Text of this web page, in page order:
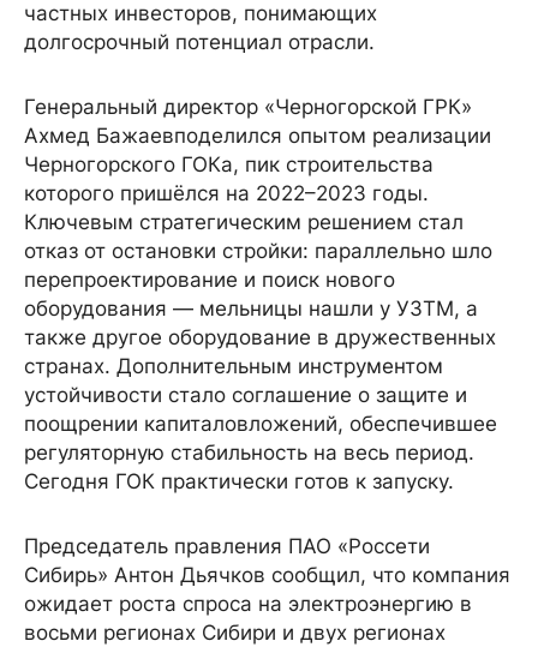
частных инвесторов, понимающих
долгосрочный потенциал отрасли.
Генеральный директор «Черногорской ГРК»
Ахмед Бажаевподелился опытом реализации
Черногорского ГОКа, пик строительства
которого пришёлся на 2022–2023 годы.
Ключевым стратегическим решением стал
отказ от остановки стройки: параллельно шло
перепроектирование и поиск нового
оборудования — мельницы нашли у УЗТМ, а
также другое оборудование в дружественных
странах. Дополнительным инструментом
устойчивости стало соглашение о защите и
поощрении капиталовложений, обеспечившее
регуляторную стабильность на весь период.
Сегодня ГОК практически готов к запуску.
Председатель правления ПАО «Россети
Сибирь» Антон Дьячков сообщил, что компания
ожидает роста спроса на электроэнергию в
восьми регионах Сибири и двух регионах